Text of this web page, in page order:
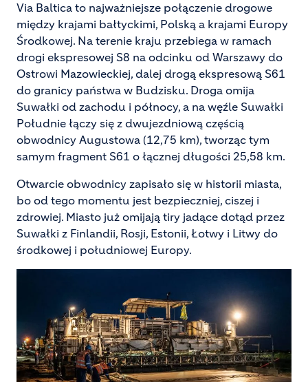
Via Baltica to najważniejsze połączenie drogowe
między krajami bałtyckimi, Polską a krajami Europy
Środkowej. Na terenie kraju przebiega w ramach
drogi ekspresowej S8 na odcinku od Warszawy do
Ostrowi Mazowieckiej, dalej drogą ekspresową S61
do granicy państwa w Budzisku. Droga omija
Suwałki od zachodu i północy, a na węźle Suwałki
Południe łączy się z dwujezdniową częścią
obwodnicy Augustowa (12,75 km), tworząc tym
samym fragment S61 o łącznej długości 25,58 km.
Otwarcie obwodnicy zapisało się w historii miasta,
bo od tego momentu jest bezpieczniej, ciszej i
zdrowiej. Miasto już omijają tiry jadące dotąd przez
Suwałki z Finlandii, Rosji, Estonii, Łotwy i Litwy do
środkowej i południowej Europy.